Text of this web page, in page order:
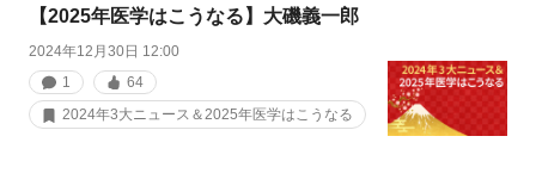
【2025年医学はこうなる】大磯義一郎
2024年12月30日 12:00
1
64
2024年3大ニュース＆2025年医学はこうなる